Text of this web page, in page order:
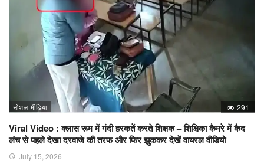
सोशल मीडिया 291
Viral Video : क्लास रूम में गंदी हरकतें करते शिक्षक – शिक्षिका कैमरे में कैद
लंच से पहले देखा दरवाजे की तरफ और फिर झुककर देखें वायरल वीडियो
July 15, 2026